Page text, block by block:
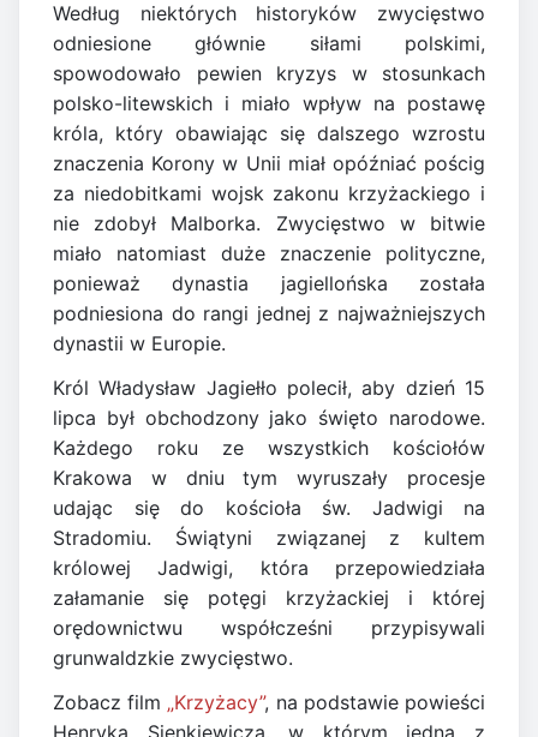
Według niektórych historyków zwycięstwo
odniesione głównie siłami polskimi,
spowodowało pewien kryzys w stosunkach
polsko-litewskich i miało wpływ na postawę
króla, który obawiając się dalszego wzrostu
znaczenia Korony w Unii miał opóźniać pościg
za niedobitkami wojsk zakonu krzyżackiego i
nie zdobył Malborka. Zwycięstwo w bitwie
miało natomiast duże znaczenie polityczne,
ponieważ dynastia jagiellońska została
podniesiona do rangi jednej z najważniejszych
dynastii w Europie.
Król Władysław Jagiełło polecił, aby dzień 15
lipca był obchodzony jako święto narodowe.
Każdego roku ze wszystkich kościołów
Krakowa w dniu tym wyruszały procesje
udając się do kościoła św. Jadwigi na
Stradomiu. Świątyni związanej z kultem
królowej Jadwigi, która przepowiedziała
załamanie się potęgi krzyżackiej i której
orędownictwu współcześni przypisywali
grunwaldzkie zwycięstwo.
Zobacz film „Krzyżacy”, na podstawie powieści